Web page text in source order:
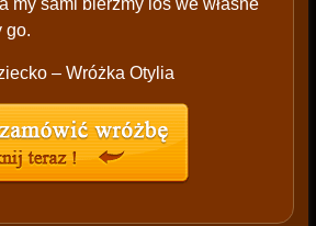
my sami bierzmy los we własne
go.
– Wróżka Otylia